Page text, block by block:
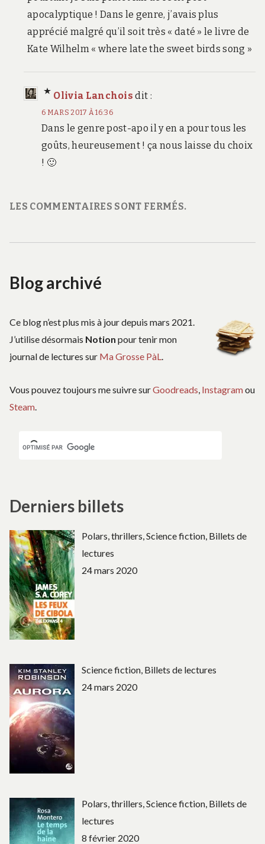
apocalyptique ! Dans le genre, j’avais plus
apprécié malgré qu’il soit très « daté » le livre de
Kate Wilhelm « where late the sweet birds song »
Olivia Lanchois dit :
6 MARS 2017 À 16:36
Dans le genre post-apo il y en a pour tous les
goûts, heureusement ! ça nous laisse du choix
! 🙂
LES COMMENTAIRES SONT FERMÉS.
Blog archivé
Ce blog n’est plus mis à jour depuis mars 2021.
J’utilise désormais Notion pour tenir mon
journal de lectures sur Ma Grosse PàL.
Vous pouvez toujours me suivre surGoodreads, Instagramou
Steam.
Derniers billets
Polars, thrillers, Science fiction, Billets de
lectures
24 mars 2020
Science fiction, Billets de lectures
24 mars 2020
Polars, thrillers, Science fiction, Billets de
lectures
8 février 2020